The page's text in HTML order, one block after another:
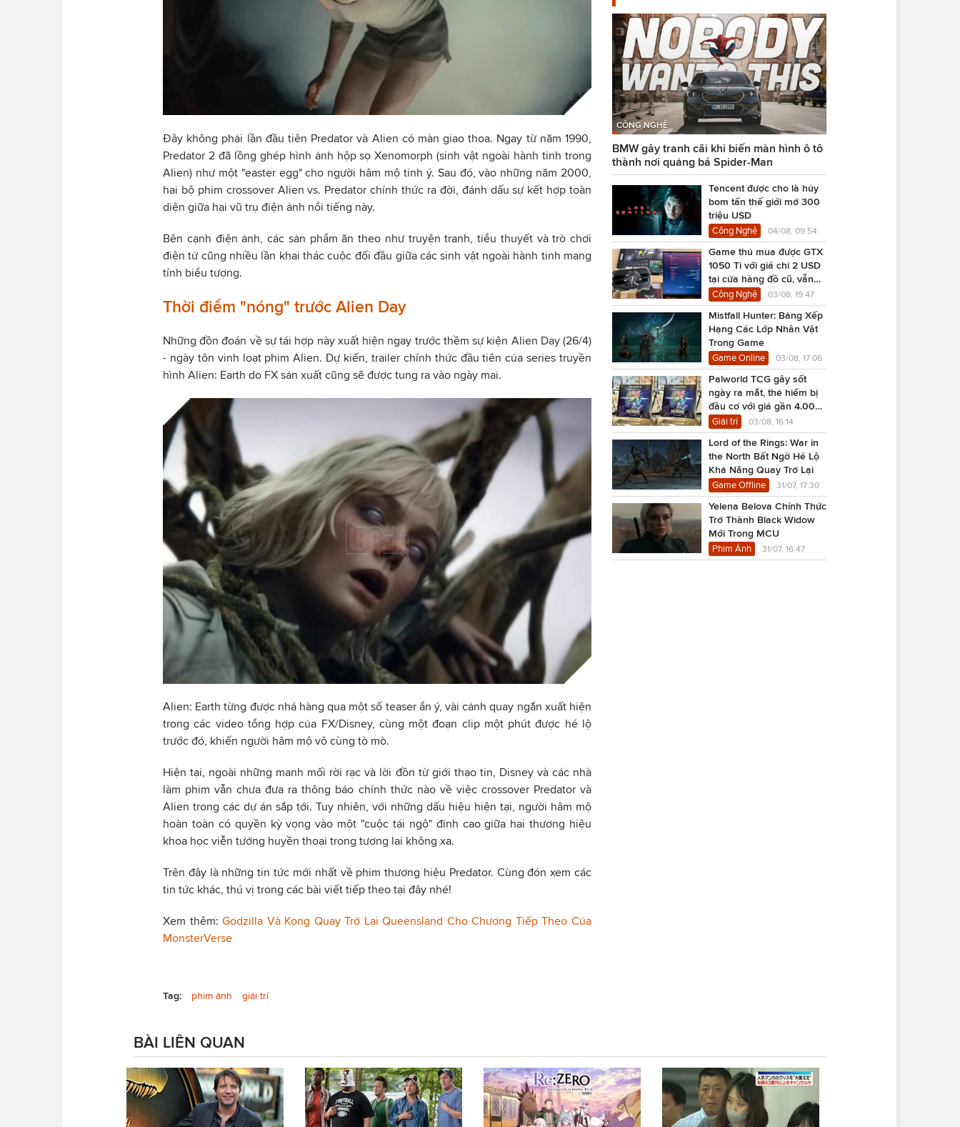
Đây không phải lần đầu tiên Predator và Alien có màn giao thoa. Ngay từ năm 1990,
Predator 2 đã lồng ghép hình ảnh hộp sọ Xenomorph (sinh vật ngoài hành tinh trong
Alien) như một "easter egg" cho người hâm mộ tinh ý. Sau đó, vào những năm 2000,
hai bộ phim crossover Alien vs. Predator chính thức ra đời, đánh dấu sự kết hợp toàn
diện giữa hai vũ trụ điện ảnh nổi tiếng này.
Bên cạnh điện ảnh, các sản phẩm ăn theo như truyện tranh, tiểu thuyết và trò chơi
điện tử cũng nhiều lần khai thác cuộc đối đầu giữa các sinh vật ngoài hành tinh mang
tính biểu tượng.
Thời điểm "nóng" trước Alien Day
Những đồn đoán về sự tái hợp này xuất hiện ngay trước thềm sự kiện Alien Day (26/4)
- ngày tôn vinh loạt phim Alien. Dự kiến, trailer chính thức đầu tiên của series truyền
hình Alien: Earth do FX sản xuất cũng sẽ được tung ra vào ngày mai.
Alien: Earth từng được nhá hàng qua một số teaser ẩn ý, vài cảnh quay ngắn xuất hiện
trong các video tổng hợp của FX/Disney, cùng một đoạn clip một phút được hé lộ
trước đó, khiến người hâm mộ vô cùng tò mò.
Hiện tại, ngoài những manh mối rời rạc và lời đồn từ giới thạo tin, Disney và các nhà
làm phim vẫn chưa đưa ra thông báo chính thức nào về việc crossover Predator và
Alien trong các dự án sắp tới. Tuy nhiên, với những dấu hiệu hiện tại, người hâm mộ
hoàn toàn có quyền kỳ vọng vào một "cuộc tái ngộ" đỉnh cao giữa hai thương hiệu
khoa học viễn tưởng huyền thoại trong tương lai không xa.
Trên đây là những tin tức mới nhất về phim thương hiệu Predator. Cùng đón xem các
tin tức khác, thú vị trong các bài viết tiếp theo tại đây nhé!
Xem thêm:Godzilla Và Kong Quay Trở Lại Queensland Cho Chương Tiếp Theo Của
MonsterVerse
Tag: phim ảnh giải trí
CÔNG NGHỆ
BMW gây tranh cãi khi biến màn hình ô tô
thành nơi quảng bá Spider-Man
Tencent được cho là hủy
bom tấn thế giới mở 300
triệu USD
Công Nghệ 04/08, 09:54
Game thủ mua được GTX
1050 Ti với giá chỉ 2 USD
tại cửa hàng đồ cũ, vẫn
chạy Cyberpunk 2077
Công Nghệ 03/08, 19:47
Mistfall Hunter: Bảng Xếp
Hạng Các Lớp Nhân Vật
Trong Game
Game Online 03/08, 17:06
Palworld TCG gây sốt
ngày ra mắt, thẻ hiếm bị
đầu cơ với giá gần 4.000
USD
Giải trí 03/08, 16:14
Lord of the Rings: War in
the North Bất Ngờ Hé Lộ
Khả Năng Quay Trở Lại
Game Offline 31/07, 17:30
Yelena Belova Chính Thức
Trở Thành Black Widow
Mới Trong MCU
Phim Ảnh 31/07, 16:47
BÀI LIÊN QUAN